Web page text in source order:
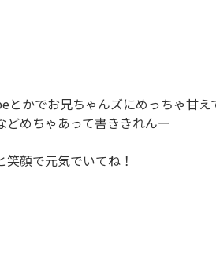
かでお兄ちゃんズにめっちゃ甘
どめちゃあって書ききれんー
顔で元気でいてね！